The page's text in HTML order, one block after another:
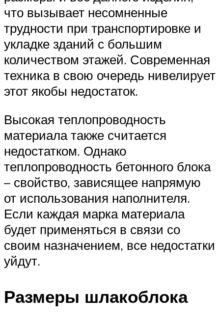
что вызывает несомненные
трудности при транспортировке и
укладке зданий с большим
количеством этажей. Современная
техника в свою очередь нивелирует
этот якобы недостаток.
Высокая теплопроводность
материала также считается
недостатком. Однако
теплопроводность бетонного блока
– свойство, зависящее напрямую
от использования наполнителя.
Если каждая марка материала
будет применяться в связи со
своим назначением, все недостатки
уйдут.
Размеры шлакоблока